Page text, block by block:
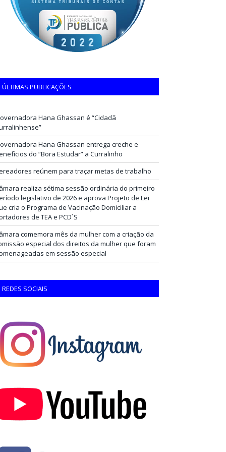
ÚLTIMAS PUBLICAÇÕES
Hana Ghassan é “Cidadã
Hana Ghassan entrega creche e
do “Bora Estudar” a Curralinho
reúnem para traçar metas de trabalho
realiza sétima sessão ordinária do primeiro
legislativo de 2026 e aprova Projeto de Lei
cria o Programa de Vacinação Domiciliar a
de TEA e PCD`S
comemora mês da mulher com a criação da
especial dos direitos da mulher que foram
em sessão especial
REDES SOCIAIS